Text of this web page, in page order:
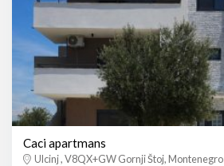
Caci apartmans
Ulcinj , V8QX+GW Gornji Štoj, Montenegro